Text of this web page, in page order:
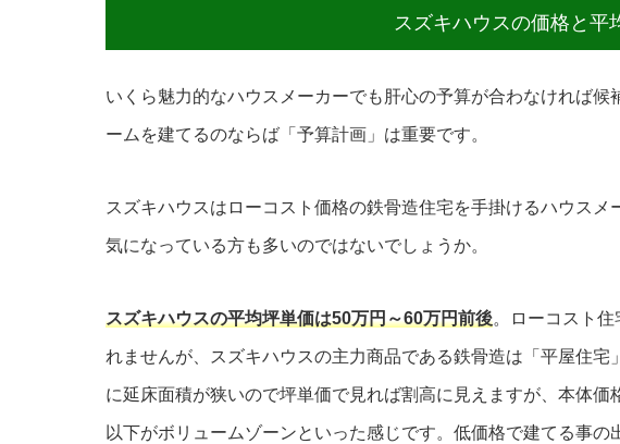
スズキハウスの価格と平
いくら魅力的なハウスメーカーでも肝心の予算が合わなければ
ームを建てるのならば「予算計画」は重要です。
スズキハウスはローコスト価格の鉄骨造住宅を手掛けるハウス
気になっている方も多いのではないでしょうか。
スズキハウスの平均坪単価は50万円～60万円前後。ローコスト
れませんが、スズキハウスの主力商品である鉄骨造は「平屋住
に延床面積が狭いので坪単価で見れば割高に見えますが、本体
以下がボリュームゾーンといった感じです。低価格で建てる事の